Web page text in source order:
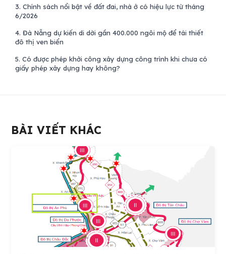
3. Chính sách nổi bật về đất đai, nhà ở có hiệu lực từ tháng
6/2026
4. Đà Nẵng dự kiến di dời gần 400.000 ngôi mộ để tái thiết
đô thị ven biển
5. Có được phép khởi công xây dựng công trình khi chưa có
giấy phép xây dựng hay không?
BÀI VIẾT KHÁC